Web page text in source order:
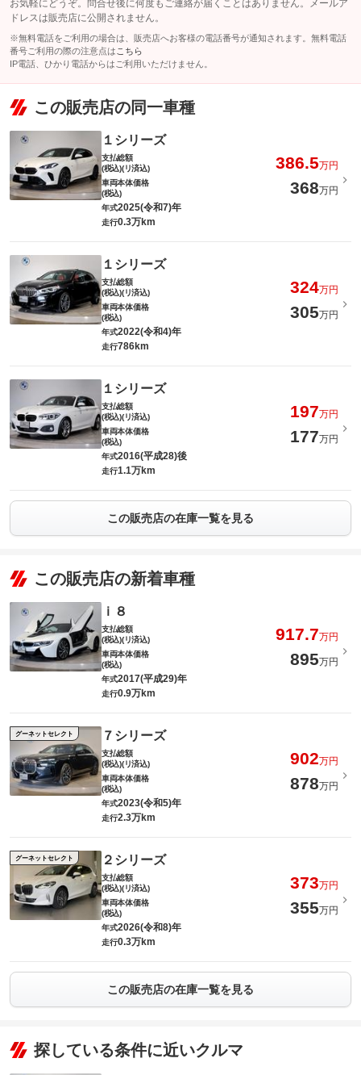
お気軽にどうぞ。問合せ後に何度もご連絡が届くことはありません。メールア
ドレスは販売店に公開されません。
※無料電話をご利用の場合は、販売店へお客様の電話番号が通知されます。無料電話
番号ご利用の際の注意点は こちら
IP電話、ひかり電話からはご利用いただけません。
この販売店の同一車種
１シリーズ
支払総額
(税込)(リ済込)
386.5万円
車両本体価格
(税込)
368万円
年式2025(令和7)年
走行0.3万km
１シリーズ
支払総額
(税込)(リ済込)
324万円
車両本体価格
(税込)
305万円
年式2022(令和4)年
走行786km
１シリーズ
支払総額
(税込)(リ済込)
197万円
車両本体価格
(税込)
177万円
年式2016(平成28)後
走行1.1万km
この販売店の在庫一覧を見る
この販売店の新着車種
ｉ８
支払総額
(税込)(リ済込)
917.7万円
車両本体価格
(税込)
895万円
年式2017(平成29)年
走行0.9万km
グーネットセレクト ７シリーズ
支払総額
(税込)(リ済込)
902万円
車両本体価格
(税込)
878万円
年式2023(令和5)年
走行2.3万km
グーネットセレクト ２シリーズ
支払総額
(税込)(リ済込)
373万円
車両本体価格
(税込)
355万円
年式2026(令和8)年
走行0.3万km
この販売店の在庫一覧を見る
探している条件に近いクルマ